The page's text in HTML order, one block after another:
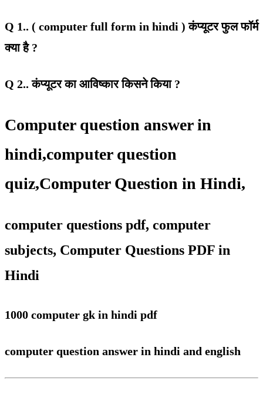
Q 1.. ( computer full form in hindi ) कंप्यूटर फुल फॉर्म
क्या है ?
Q 2.. कंप्यूटर का आविष्कार किसने किया ?
Computer question answer in
hindi,computer question
quiz,Computer Question in Hindi,
computer questions pdf, computer
subjects, Computer Questions PDF in
Hindi
1000 computer gk in hindi pdf
computer question answer in hindi and english